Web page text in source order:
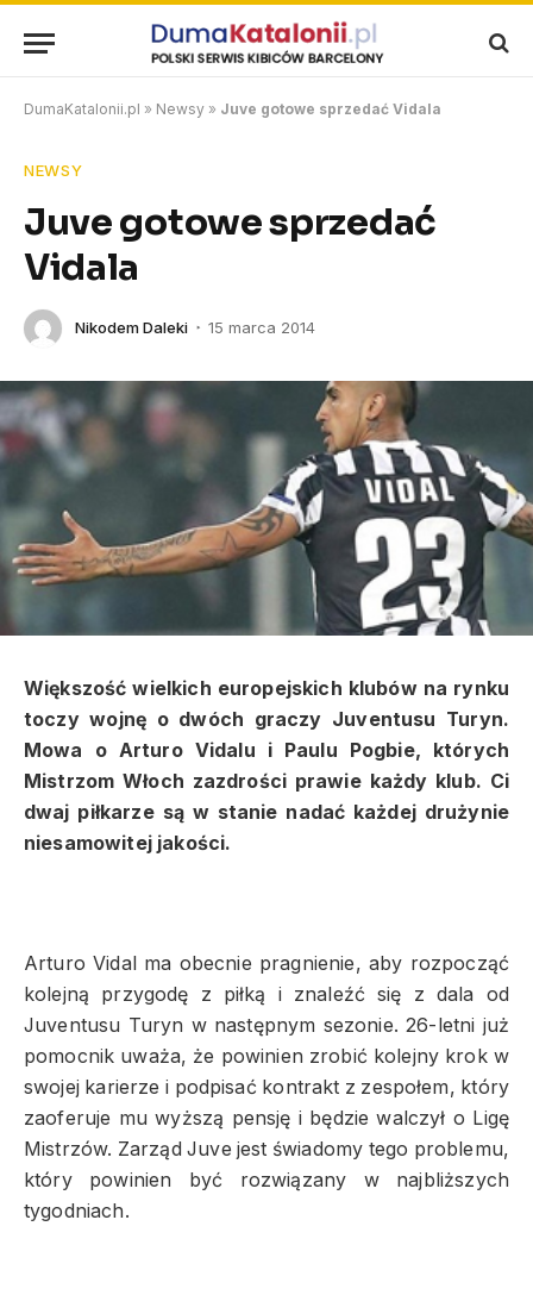
DumaKatalonii.pl » Newsy » Juve gotowe sprzedać Vidala
NEWSY
Juve gotowe sprzedać
Vidala
Nikodem Daleki 15 marca 2014
Większość wielkich europejskich klubów na rynku
toczy wojnę o dwóch graczy Juventusu Turyn.
Mowa o Arturo Vidalu i Paulu Pogbie, których
Mistrzom Włoch zazdrości prawie każdy klub. Ci
dwaj piłkarze są w stanie nadać każdej drużynie
niesamowitej jakości.
Arturo Vidal ma obecnie pragnienie, aby rozpocząć
kolejną przygodę z piłką i znaleźć się z dala od
Juventusu Turyn w następnym sezonie. 26-letni już
pomocnik uważa, że powinien zrobić kolejny krok w
swojej karierze i podpisać kontrakt z zespołem, który
zaoferuje mu wyższą pensję i będzie walczył o Ligę
Mistrzów. Zarząd Juve jest świadomy tego problemu,
który powinien być rozwiązany w najbliższych
tygodniach.